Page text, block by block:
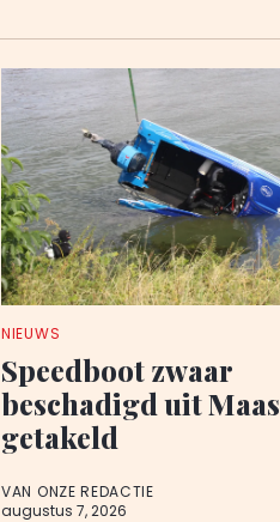
NIEUWS
Speedboot zwaar
beschadigd uit Maas
getakeld
VAN ONZE REDACTIE
augustus 7, 2026